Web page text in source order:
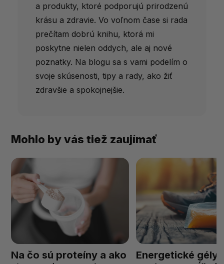
a produkty, ktoré podporujú prirodzenú
krásu a zdravie. Vo voľnom čase si rada
prečítam dobrú knihu, ktorá mi
poskytne nielen oddych, ale aj nové
poznatky. Na blogu sa s vami podelím o
svoje skúsenosti, tipy a rady, ako žiť
zdravšie a spokojnejšie.
Mohlo by vás tiež zaujímať
Na čo sú proteíny a ako
Energetické